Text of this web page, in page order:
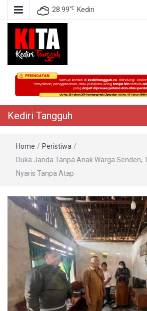
28.99℃ Kediri
Kediri
Berita Akurat Terpercaya
Kediri Tangguh
Home / Peristiwa /
Duka Janda Tanpa Anak Warga Senden,
Nyaris Tanpa Atap